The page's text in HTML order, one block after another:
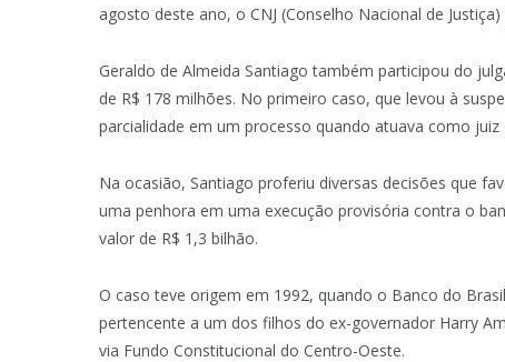
agosto deste ano, o CNJ (Conselho Nacional de
Geraldo de Almeida Santiago também participou do
de R$ 178 milhões. No primeiro caso, que levou à
parcialidade em um processo quando atuava como juiz
Na ocasião, Santiago proferiu diversas decisões que
uma penhora em uma execução provisória contra o
valor de R$ 1,3 bilhão.
O caso teve origem em 1992, quando o Banco do
pertencente a um dos filhos do ex-governador Harry
via Fundo Constitucional do Centro-Oeste.